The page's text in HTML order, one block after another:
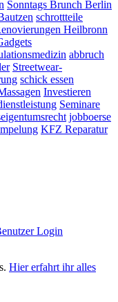
Sonntags Brunch Berlin
schrottteile
Heilbronn
abbruch
Streetwear-
schick essen
Investieren
Seminare
jobboerse
KFZ Reparatur
Login
Hier erfahrt ihr alles